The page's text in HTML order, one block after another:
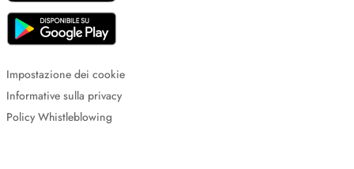
Impostazione dei cookie
Informative sulla privacy
Policy Whistleblowing